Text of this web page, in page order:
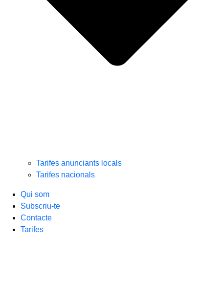
Tarifes anunciants locals
Tarifes nacionals
Qui som
Subscriu-te
Contacte
Tarifes